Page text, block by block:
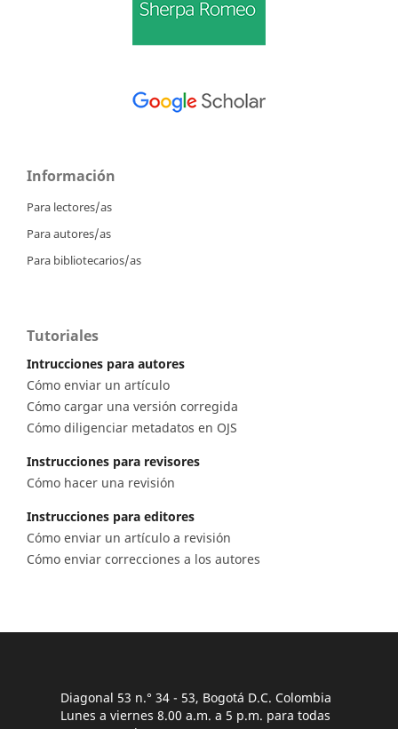
Información
Para lectores/as
Para autores/as
Para bibliotecarios/as
Tutoriales
Intrucciones para autores
Cómo enviar un artículo
Cómo cargar una versión corregida
Cómo diligenciar metadatos en OJS
Instrucciones para revisores
Cómo hacer una revisión
Instrucciones para editores
Cómo enviar un artículo a revisión
Cómo enviar correcciones a los autores
Diagonal 53 n.° 34 - 53, Bogotá D.C. Colombia
Lunes a viernes 8.00 a.m. a 5 p.m. para todas